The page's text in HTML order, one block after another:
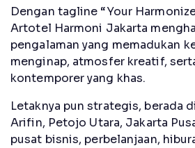
Dengan tagline “Your
Artotel Harmoni Jakarta
pengalaman yang memadukan
menginap, atmosfer kreatif,
kontemporer yang khas.
Letaknya pun strategis, berada
Arifin, Petojo Utara, Jakarta
pusat bisnis, perbelanjaan,